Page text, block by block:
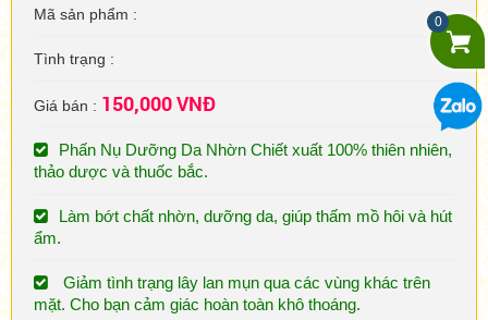
0
Mã sản phẩm :
Tình trạng :
Giá bán : 150,000 VNĐ
Phấn Nụ Dưỡng Da Nhờn Chiết xuất 100% thiên nhiên,
thảo dược và thuốc bắc.
Làm bớt chất nhờn, dưỡng da, giúp thấm mồ hôi và hút
ẩm.
Giảm tình trạng lây lan mụn qua các vùng khác trên
mặt. Cho bạn cảm giác hoàn toàn khô thoáng.